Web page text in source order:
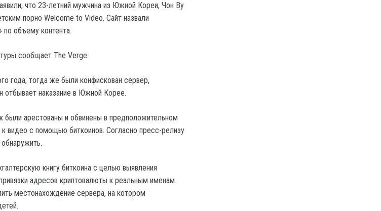
что 23-летний мужчина из Южной Кореи, Чон Ву
порно Welcome to Video. Сайт назвали
по объему контента.
сообщает The Verge.
года, тогда же были конфискован сервер,
отбывает наказание в Южной Корее.
арестованы и обвинены в предположительном
к видео с помощью биткоинов. Согласно пресс-релизу
книгу биткоина с целью выявления
адресов криптовалюты к реальным именам.
местонахождение сервера, на котором